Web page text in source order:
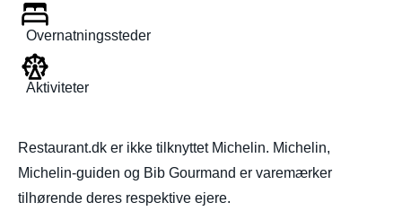
Overnatningssteder
Aktiviteter
Restaurant.dk er ikke tilknyttet Michelin. Michelin,
Michelin-guiden og Bib Gourmand er varemærker
tilhørende deres respektive ejere.